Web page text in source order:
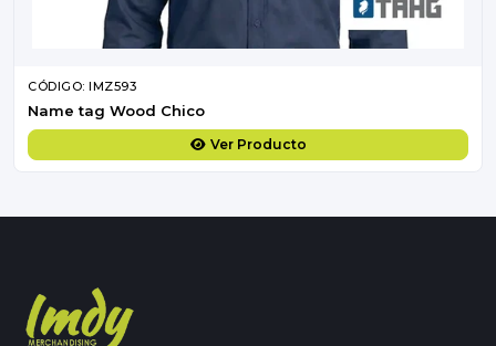
CÓDIGO: IMZ593
Name tag Wood Chico
Ver Producto